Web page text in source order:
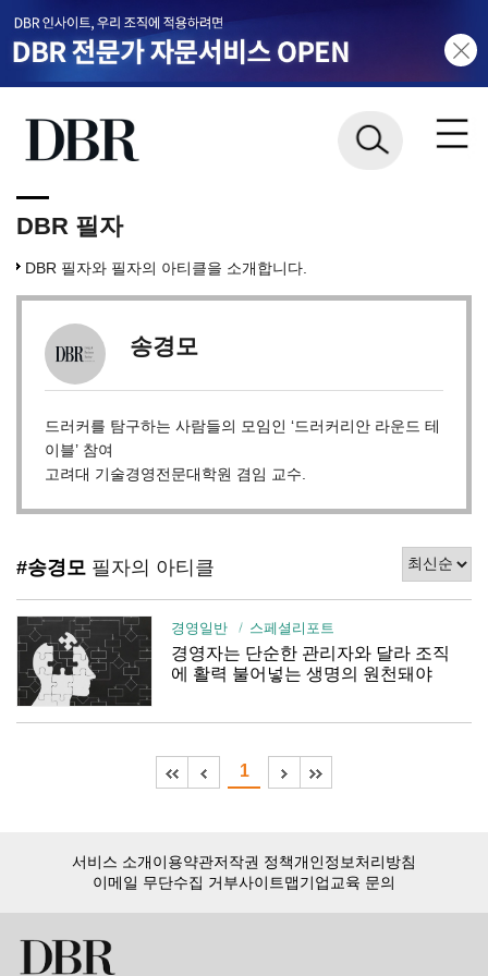
DBR 필자
DBR 필자와 필자의 아티클을 소개합니다.
송경모
드러커를 탐구하는 사람들의 모임인 ‘드러커리안 라운드 테
이블’ 참여
고려대 기술경영전문대학원 겸임 교수.
#송경모 필자의 아티클
경영일반 스페셜리포트
경영자는 단순한 관리자와 달라 조직
에 활력 불어넣는 생명의 원천돼야
1
서비스 소개이용약관저작권 정책개인정보처리방침
이메일 무단수집 거부사이트맵기업교육 문의